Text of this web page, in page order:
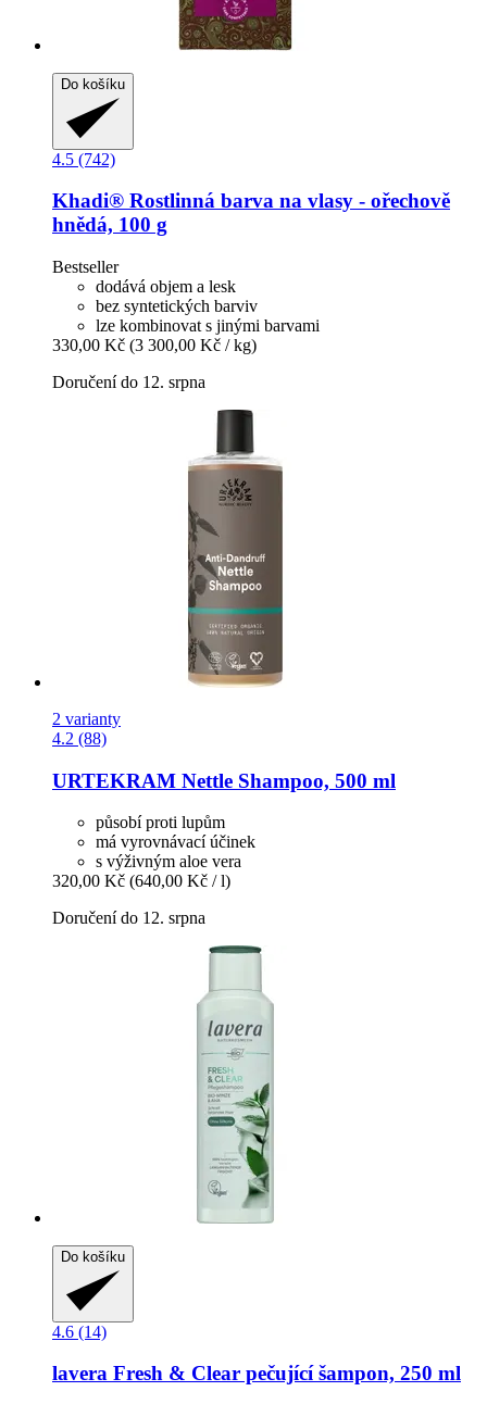
Do košíku
4.5 (742)
Khadi® Rostlinná barva na vlasy -​ ořechově
hnědá, 100 g
Bestseller
dodává objem a lesk
bez syntetických barviv
lze kombinovat s jinými barvami
330,00 Kč (3 300,00 Kč / kg)
Doručení do 12. srpna
2 varianty
4.2 (88)
URTEKRAM Nettle Shampoo, 500 ml
působí proti lupům
má vyrovnávací účinek
s výživným aloe vera
320,00 Kč (640,00 Kč / l)
Doručení do 12. srpna
Do košíku
4.6 (14)
lavera Fresh & Clear pečující šampon, 250 ml